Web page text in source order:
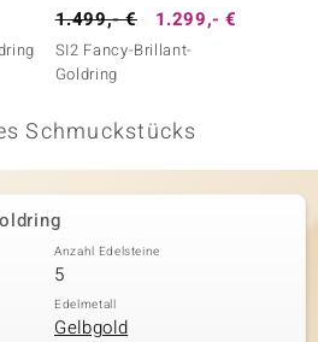
1.499,- € 1.299,- €
SI2 Fancy-Brillant-
Goldring
Schmuckstücks
Anzahl Edelsteine
5
Edelmetall
Gelbgold